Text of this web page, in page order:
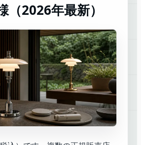
（2026年最新）